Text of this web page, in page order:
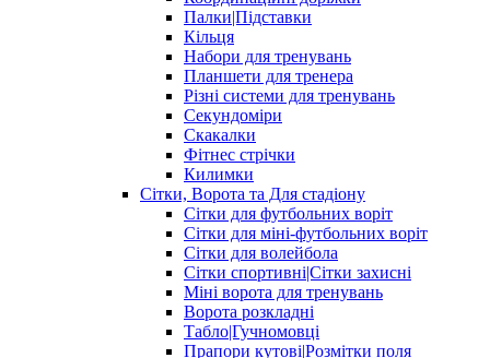
Палки|Підставки
Кільця
Набори для тренувань
Планшети для тренера
Різні системи для тренувань
Секундоміри
Скакалки
Фітнес стрічки
Килимки
Сітки, Ворота та Для стадіону
Сітки для футбольних воріт
Сітки для міні-футбольних воріт
Сітки для волейбола
Сітки спортивні|Cітки захисні
Міні ворота для тренувань
Ворота розкладні
Табло|Гучномовці
Прапори кутові|Розмітки поля